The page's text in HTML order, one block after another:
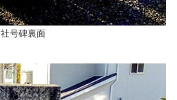
社号碑裏面